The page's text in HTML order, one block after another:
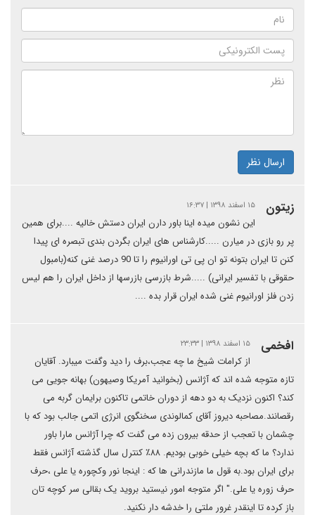
ارسال نظر
زیتون ۱۵ اسفند ۱۳۹۸ | ۱۶:۳۷
این نشون میده اینا باور دارن ایران دستش خالیه ....برای همین
پر رو بازی در میارن .....کارشناس های ایران بگردن بندی تبصره ای پیدا
کنن تا ایران بتونه تو ان پی تی اورانیوم را تا 90 درصد غنی کنه(بامبول
حقوقی با تفسیر ایرانی) .....شرط بازرسی بازرسها از داخل ایران را هم لیس
زدن فلز اورانیوم غنی شده ایران قرار بده ....
افخمی ۱۵ اسفند ۱۳۹۸ | ۲۳:۳۳
از کرامات شیخ ما چه عجب،برف را دید وگفت میبارد. آقایان
تازه متوجه شده اند که آژانس (بخوانید آمریکا وصیهون) بهانه جویی می
کند؟ اکنون نزدیک به دو دهه از دوران خاتمی تاکنون برایمان گربه می
رقصانند.مصاحبه دیروز آقای کمالوندی سخنگوی انرژی اتمی جالب بود که با
چشمان با تعجب از حدقه بیرون زده می گفت که چرا آژانس مارا باور
ندارد؟ ما که بچه خیلی خوبی بودیم. ۸۸٪ کنترل سال گذشته آژانس فقط
برای ایران بود.به قول ما مازندرانی ها که : اینجا نور وکچوره یا علی ،حرف
حرف زوره یا علی." اگر متوجه امور نیستید بروید یک بقالی سر کوچه تان
باز کرده تا اینقدر غرور ملتی را خدشه دار نکنید.